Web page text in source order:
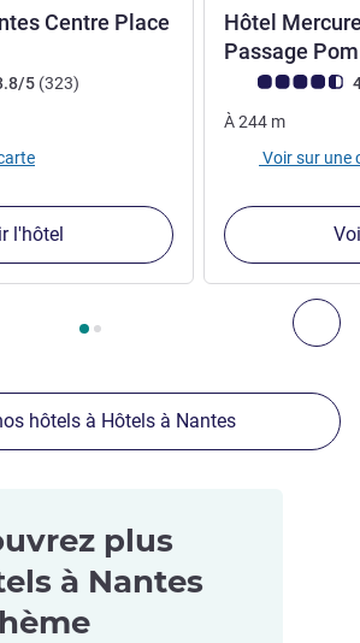
autres établissements à proximité
autres établissements à proximité 1 :,
Centre Place
ALL)
5 (323avis
)
l'hôtel
Hôtel
Passage
Note Avis clients
À244 m
Voir sur une
hôtels à Hôtels à Nantes
plus
à Nantes